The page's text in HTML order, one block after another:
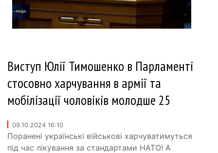
Виступ Юлії Тимошенко в Парламенті
стосовно харчування в армії та
мобілізації чоловіків молодше 25
09.10.2024 16:10
Поранені українські військові харчуватимуться
під час лікування за стандартами НАТО! А